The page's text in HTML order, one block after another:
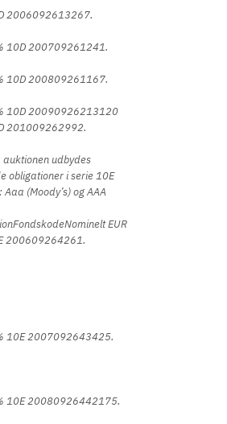
2006092613267.
10D 200709261241.
10D 200809261167.
10D 20090926213120
201009262992.
auktionen udbydes
obligationer i serie 10E
Aaa (Moody’s) og AAA
EUR
200609264261.
10E 2007092643425.
10E 20080926442175.